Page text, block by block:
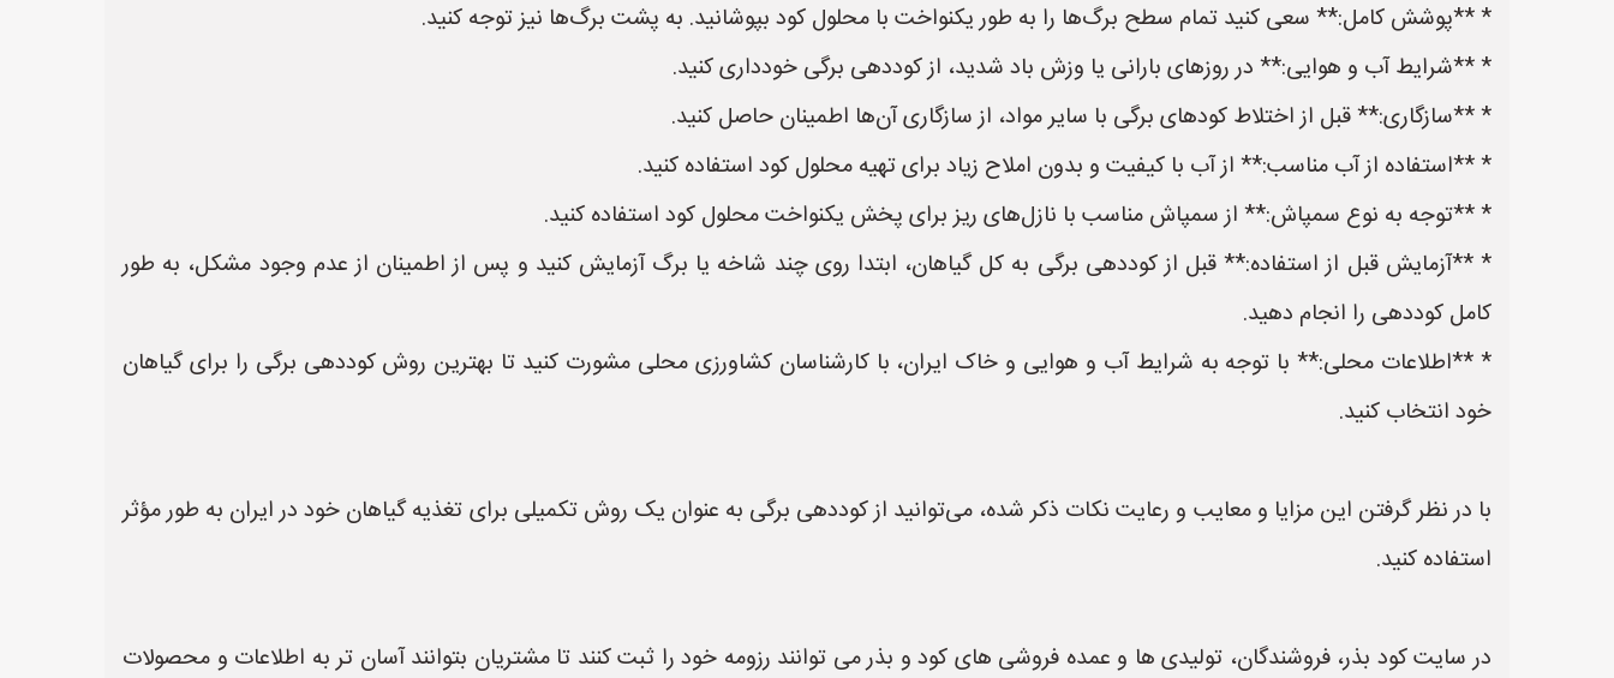
* **پوشش کامل:** سعی کنید تمام سطح برگ‌ها را به طور یکنواخت با محلول کود بپوشانید. به پشت برگ‌ها نیز توجه کنید.
* **شرایط آب و هوایی:** در روزهای بارانی یا وزش باد شدید، از کوددهی برگی خودداری کنید.
* **سازگاری:** قبل از اختلاط کودهای برگی با سایر مواد، از سازگاری آن‌ها اطمینان حاصل کنید.
* **استفاده از آب مناسب:** از آب با کیفیت و بدون املاح زیاد برای تهیه محلول کود استفاده کنید.
* **توجه به نوع سمپاش:** از سمپاش مناسب با نازل‌های ریز برای پخش یکنواخت محلول کود استفاده کنید.
* **آزمایش قبل از استفاده:** قبل از کوددهی برگی به کل گیاهان، ابتدا روی چند شاخه یا برگ آزمایش کنید و پس از اطمینان از عدم وجود مشکل، به طور
کامل کوددهی را انجام دهید.
* **اطلاعات محلی:** با توجه به شرایط آب و هوایی و خاک ایران، با کارشناسان کشاورزی محلی مشورت کنید تا بهترین روش کوددهی برگی را برای گیاهان
خود انتخاب کنید.
با در نظر گرفتن این مزایا و معایب و رعایت نکات ذکر شده، می‌توانید از کوددهی برگی به عنوان یک روش تکمیلی برای تغذیه گیاهان خود در ایران به طور مؤثر
استفاده کنید.
در سایت کود بذر، فروشندگان، تولیدی ها و عمده فروشی های کود و بذر می توانند رزومه خود را ثبت کنند تا مشتریان بتوانند آسان تر به اطلاعات و محصولات